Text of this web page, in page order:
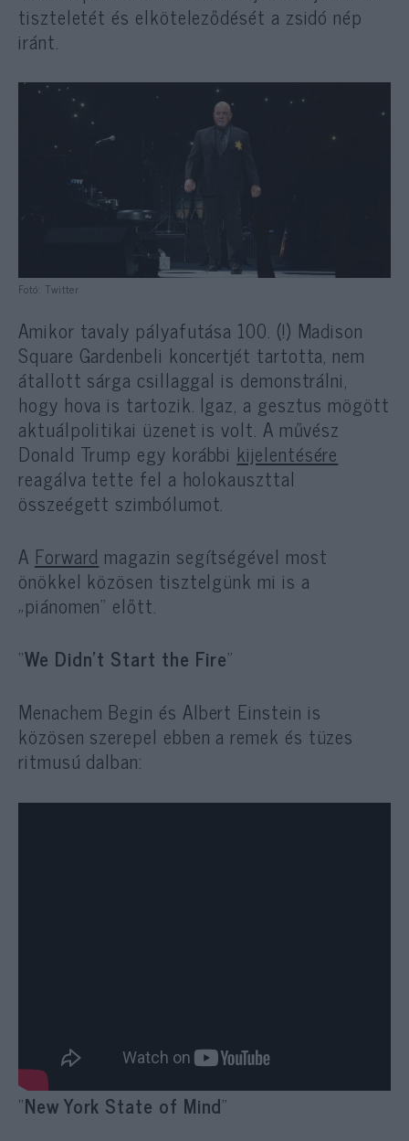
tiszteletét és elköteleződését a zsidó nép
iránt.
Fotó: Twitter
Amikor tavaly pályafutása 100. (!) Madison
Square Gardenbeli koncertjét tartotta, nem
átallott sárga csillaggal is demonstrálni,
hogy hova is tartozik. Igaz, a gesztus mögött
aktuálpolitikai üzenet is volt. A művész
Donald Trump egy korábbi kijelentésére
reagálva tette fel a holokauszttal
összeégett szimbólumot.
A Forward magazin segítségével most
önökkel közösen tisztelgünk mi is a
„piánomen” előtt.
“We Didn’t Start the Fire”
Menachem Begin és Albert Einstein is
közösen szerepel ebben a remek és tüzes
ritmusú dalban:
“New York State of Mind”